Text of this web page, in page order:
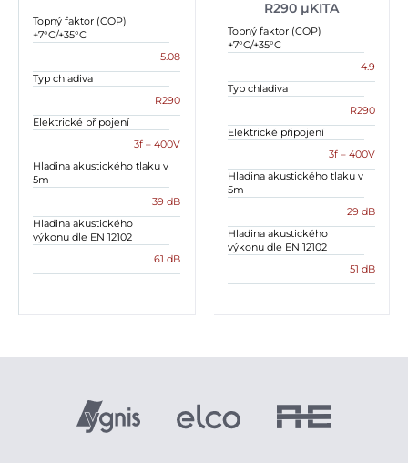
Topný faktor (COP)
+7°C/+35°C
5.08
Typ chladiva
R290
Elektrické připojení
3f – 400V
Hladina akustického tlaku v
5m
39 dB
Hladina akustického
výkonu dle EN 12102
61 dB
R290 µKITA
Topný faktor (COP)
+7°C/+35°C
4.9
Typ chladiva
R290
Elektrické připojení
3f – 400V
Hladina akustického tlaku v
5m
29 dB
Hladina akustického
výkonu dle EN 12102
51 dB